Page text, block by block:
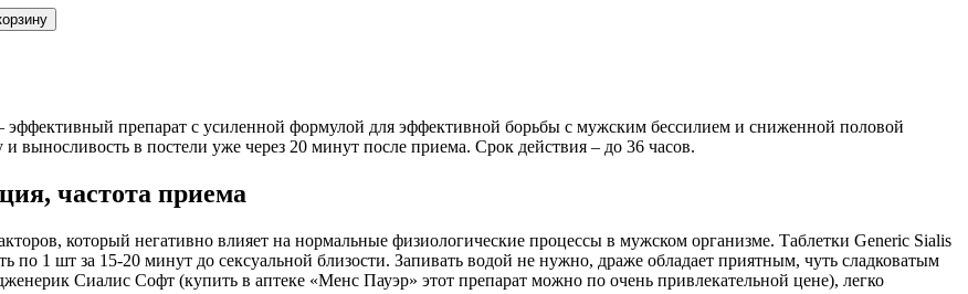
эффективный препарат с усиленной формулой для эффективной борьбы с мужским бессилием и сниженной половой
выносливость в постели уже через 20 минут после приема. Срок действия – до 36 часов.
частота приема
который негативно влияет на нормальные физиологические процессы в мужском организме. Таблетки Generic Sialis
по 1 шт за 15-20 минут до сексуальной близости. Запивать водой не нужно, драже обладает приятным, чуть сладковатым
Сиалис Софт (купить в аптеке «Менс Пауэр» этот препарат можно по очень привлекательной цене), легко